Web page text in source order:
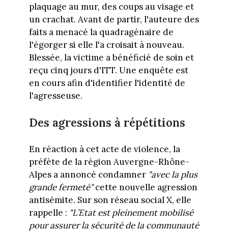
plaquage au mur, des coups au visage et
un crachat. Avant de partir, l'auteure des
faits a menacé la quadragénaire de
l'égorger si elle l'a croisait à nouveau.
Blessée, la victime a bénéficié de soin et
reçu cinq jours d'ITT. Une enquête est
en cours afin d'identifier l'identité de
l'agresseuse.
Des agressions à répétitions
En réaction à cet acte de violence, la
préfète de la région Auvergne-Rhône-
Alpes a annoncé condamner "avec la plus
grande fermeté"cette nouvelle agression
antisémite. Sur son réseau social X, elle
rappelle : "L’Etat est pleinement mobilisé
pour assurer la sécurité de la communauté